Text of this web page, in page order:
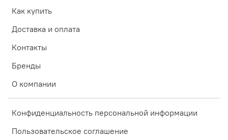
Как купить
Доставка и оплата
Контакты
Бренды
О компании
Конфиденциальность персональной информации
Пользовательское соглашение